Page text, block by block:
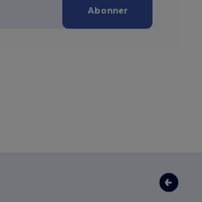
Abonner